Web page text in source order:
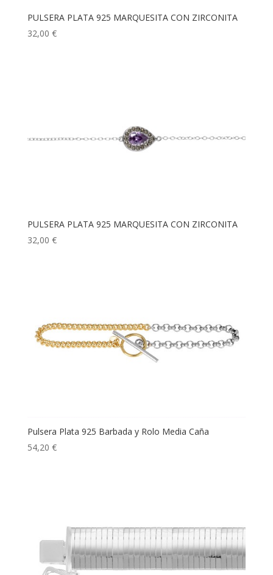
PULSERA PLATA 925 MARQUESITA CON ZIRCONITA
32,00 €
PULSERA PLATA 925 MARQUESITA CON ZIRCONITA
32,00 €
Pulsera Plata 925 Barbada y Rolo Media Caña
54,20 €